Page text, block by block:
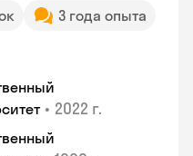
3 года опыта
• 2022 г.